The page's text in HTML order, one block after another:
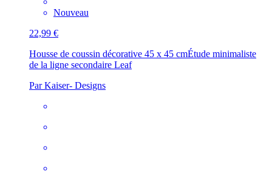
Nouveau
22,99 €
Housse de coussin décorative 45 x 45 cmÉtude minimaliste
de la ligne secondaire Leaf
Par Kaiser- Designs